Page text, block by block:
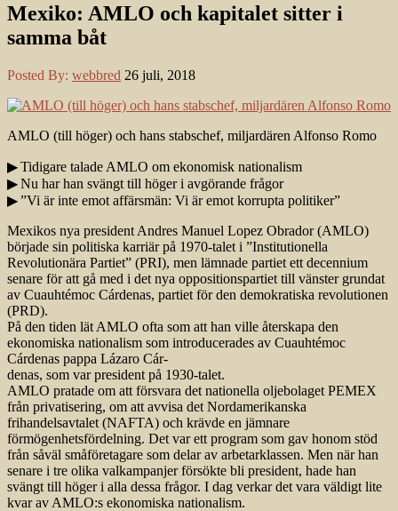
Mexiko: AMLO och kapitalet sitter i
samma båt
Posted By: webbred 26 juli, 2018
AMLO (till höger) och hans stabschef, miljardären Alfonso Romo
▶ Tidigare talade AMLO om ekonomisk nationalism
▶ Nu har han svängt till höger i avgörande frågor
▶ ”Vi är inte emot affärsmän: Vi är emot korrupta politiker”
Mexikos nya president Andres Manuel Lopez Obrador (AMLO)
började sin politiska karriär på 1970-talet i ”Institutionella
Revolutionära Partiet” (PRI), men lämnade partiet ett decennium
senare för att gå med i det nya oppositionspartiet till vänster grundat
av Cuauhtémoc Cárdenas, partiet för den demokratiska revolutionen
(PRD).
På den tiden lät AMLO ofta som att han ville återskapa den
ekonomiska nationalism som introducerades av Cuauhtémoc
Cárdenas pappa Lázaro Cár-
denas, som var president på 1930-talet.
AMLO pratade om att försvara det nationella oljebolaget PEMEX
från privatisering, om att avvisa det Nordamerikanska
frihandelsavtalet (NAFTA) och krävde en jämnare
förmögenhetsfördelning. Det var ett program som gav honom stöd
från såväl småföretagare som delar av arbetarklassen. Men när han
senare i tre olika valkampanjer försökte bli president, hade han
svängt till höger i alla dessa frågor. I dag verkar det vara väldigt lite
kvar av AMLO:s ekonomiska nationalism.